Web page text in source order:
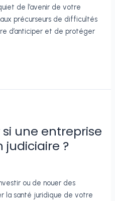
de l’avenir de votre
précurseurs de difficultés
d’anticiper et de protéger
une entreprise
judiciaire ?
ou de nouer des
la santé juridique de votre